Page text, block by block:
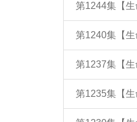
第1244集【
第1240集【
第1237集【
第1235集【